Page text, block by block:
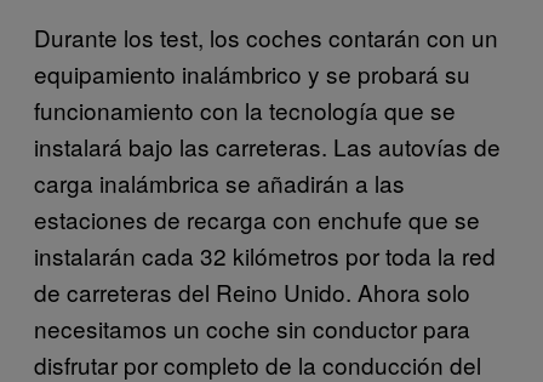
Durante los test, los coches contarán con un
equipamiento inalámbrico y se probará su
funcionamiento con la tecnología que se
instalará bajo las carreteras. Las autovías de
carga inalámbrica se añadirán a las
estaciones de recarga con enchufe que se
instalarán cada 32 kilómetros por toda la red
de carreteras del Reino Unido. Ahora solo
necesitamos un coche sin conductor para
disfrutar por completo de la conducción del